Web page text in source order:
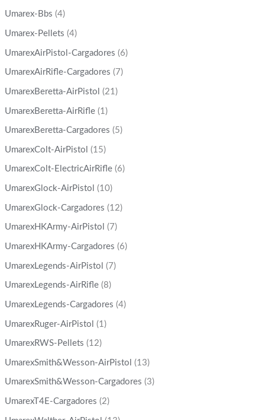
Umarex-Bbs (4)
Umarex-Pellets (4)
UmarexAirPistol-Cargadores (6)
UmarexAirRifle-Cargadores (7)
UmarexBeretta-AirPistol (21)
UmarexBeretta-AirRifle (1)
UmarexBeretta-Cargadores (5)
UmarexColt-AirPistol (15)
UmarexColt-ElectricAirRifle (6)
UmarexGlock-AirPistol (10)
UmarexGlock-Cargadores (12)
UmarexHKArmy-AirPistol (7)
UmarexHKArmy-Cargadores (6)
UmarexLegends-AirPistol (7)
UmarexLegends-AirRifle (8)
UmarexLegends-Cargadores (4)
UmarexRuger-AirPistol (1)
UmarexRWS-Pellets (12)
UmarexSmith&Wesson-AirPistol (13)
UmarexSmith&Wesson-Cargadores (3)
UmarexT4E-Cargadores (2)